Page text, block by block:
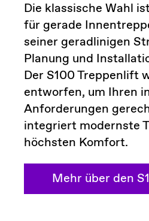
Die klassische Wahl
für gerade
seiner geradlinigen
Planung und
Der S100 Treppenlift
entworfen, um Ihren
Anforderungen
integriert modernste
höchsten Komfort.
Mehr über den